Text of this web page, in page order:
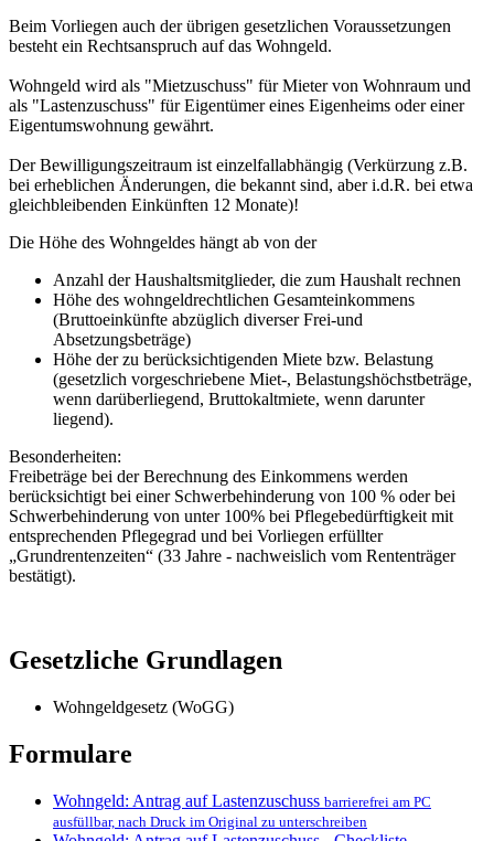
Beim Vorliegen auch der übrigen gesetzlichen Voraussetzungen
besteht ein Rechtsanspruch auf das Wohngeld.
Wohngeld wird als "Mietzuschuss" für Mieter von Wohnraum und
als "Lastenzuschuss" für Eigentümer eines Eigenheims oder einer
Eigentumswohnung gewährt.
Der Bewilligungszeitraum ist einzelfallabhängig (Verkürzung z.B.
bei erheblichen Änderungen, die bekannt sind, aber i.d.R. bei etwa
gleichbleibenden Einkünften 12 Monate)!
Die Höhe des Wohngeldes hängt ab von der
Anzahl der Haushaltsmitglieder, die zum Haushalt rechnen
Höhe des wohngeldrechtlichen Gesamteinkommens
(Bruttoeinkünfte abzüglich diverser Frei-und
Absetzungsbeträge)
Höhe der zu berücksichtigenden Miete bzw. Belastung
(gesetzlich vorgeschriebene Miet-, Belastungshöchstbeträge,
wenn darüberliegend, Bruttokaltmiete, wenn darunter
liegend).
Besonderheiten:
Freibeträge bei der Berechnung des Einkommens werden
berücksichtigt bei einer Schwerbehinderung von 100 % oder bei
Schwerbehinderung von unter 100% bei Pflegebedürftigkeit mit
entsprechenden Pflegegrad und bei Vorliegen erfüllter
„Grundrentenzeiten“ (33 Jahre - nachweislich vom Rententräger
bestätigt).
Gesetzliche Grundlagen
Wohngeldgesetz (WoGG)
Formulare
Wohngeld: Antrag auf Lastenzuschuss barrierefrei am PC
ausfüllbar, nach Druck im Original zu unterschreiben